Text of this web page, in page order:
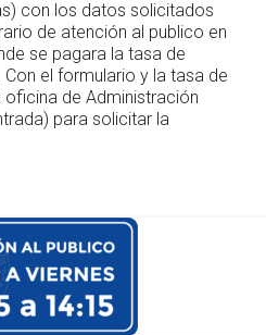
con los datos solicitados
de atención al publico en
se pagara la tasa de
el formulario y la tasa de
de Administración
para solicitar la